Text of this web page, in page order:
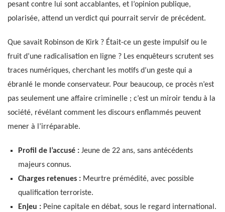
pesant contre lui sont accablantes, et l’opinion publique,
polarisée, attend un verdict qui pourrait servir de précédent.
Que savait Robinson de Kirk ? Était-ce un geste impulsif ou le
fruit d’une radicalisation en ligne ? Les enquêteurs scrutent ses
traces numériques, cherchant les motifs d’un geste qui a
ébranlé le monde conservateur. Pour beaucoup, ce procès n’est
pas seulement une affaire criminelle ; c’est un miroir tendu à la
société, révélant comment les discours enflammés peuvent
mener à l’irréparable.
Profil de l’accusé :Jeune de 22 ans, sans antécédents
majeurs connus.
Charges retenues :Meurtre prémédité, avec possible
qualification terroriste.
Enjeu :Peine capitale en débat, sous le regard international.